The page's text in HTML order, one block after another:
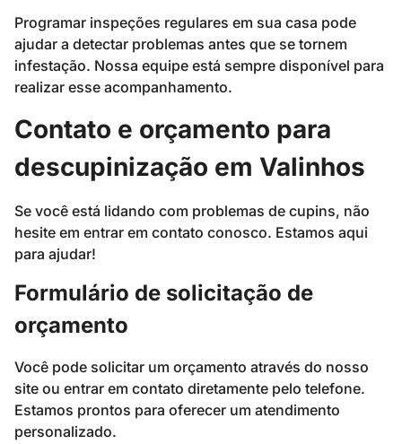
Programar inspeções regulares em sua casa pode
ajudar a detectar problemas antes que se tornem
infestação. Nossa equipe está sempre disponível para
realizar esse acompanhamento.
Contato e orçamento para
descupinização em Valinhos
Se você está lidando com problemas de cupins, não
hesite em entrar em contato conosco. Estamos aqui
para ajudar!
Formulário de solicitação de
orçamento
Você pode solicitar um orçamento através do nosso
site ou entrar em contato diretamente pelo telefone.
Estamos prontos para oferecer um atendimento
personalizado.